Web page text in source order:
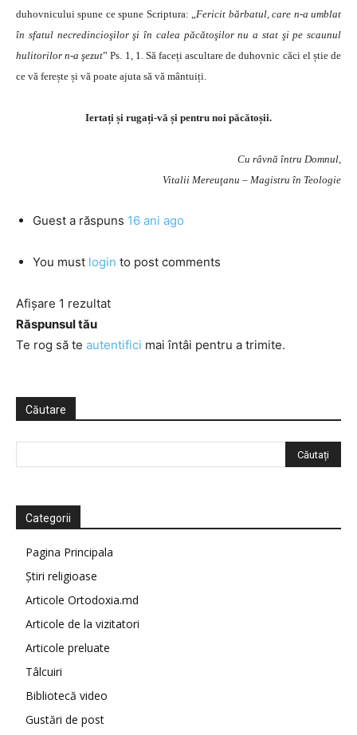
duhovnicului spune ce spune Scriptura: „Fericit bărbatul, care n-a umblat
în sfatul necredincioşilor şi în calea păcătoşilor nu a stat şi pe scaunul
hulitorilor n-a şezut” Ps. 1, 1. Să faceți ascultare de duhovnic căci el știe de
ce vă ferește și vă poate ajuta să vă mântuiți.
Iertați și rugați-vă și pentru noi păcătoșii.
Cu râvnă întru Domnul,
Vitalii Mereuţanu – Magistru în Teologie
Guest a răspuns 16 ani ago
You must login to post comments
Afișare 1 rezultat
Răspunsul tău
Te rog să te autentifici mai întâi pentru a trimite.
Căutare
Categorii
Pagina Principala
Știri religioase
Articole Ortodoxia.md
Articole de la vizitatori
Articole preluate
Tâlcuiri
Bibliotecă video
Gustări de post